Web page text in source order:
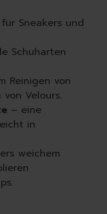
Sneakers und
Schuharten
Reinigen von
Velours.
– eine
in
weichem